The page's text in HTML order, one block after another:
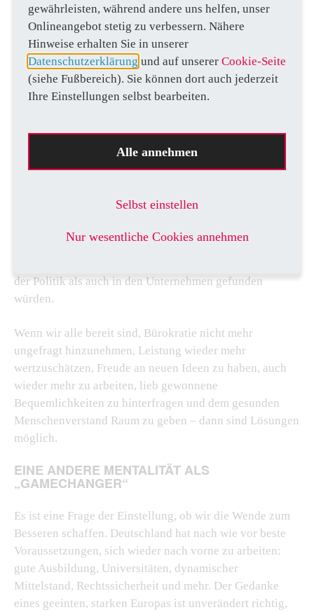
abgeleitet.
Dann kam Corona. Wir waren besorgt und lernten, dass
Regierungen mit viel Geld Arbeitsplätze sicherten und
schwankende Unternehmen auffingen. Die
unverkennbaren Vorteile von Homeoffice wurden zum
Begriffe wie Leistung und persönliche Verantwortung
„belämmert“ und merken, dass es so nicht weitergeht. Sie
der Politik als auch in den Unternehmen gefunden
würden.
Wenn wir alle bereit sind, Bürokratie nicht mehr
ungefragt hinzunehmen, Leistung wieder mehr
wertzuschätzen, Freude an neuen Ideen zu haben, auch
wieder mehr zu arbeiten, lieb gewonnene
Bequemlichkeiten zu hinterfragen und dem gesunden
Menschenverstand Raum zu geben – dann sind Lösungen
möglich.
EINE ANDERE MENTALITÄT ALS
„GAMECHANGER“
Es ist eine Frage der Einstellung, ob wir die Wende zum
Besseren schaffen. Deutschland hat nach wie vor beste
Voraussetzungen, sich wieder nach vorne zu arbeiten:
gute Ausbildung, Universitäten, dynamischer
Mittelstand, Rechtssicherheit und mehr. Der Gedanke
eines geeinten, starken Europas ist unverändert richtig,
gewährleisten, während andere uns helfen, unser
Onlineangebot stetig zu verbessern. Nähere
Hinweise erhalten Sie in unserer
Datenschutzerklärung und auf unserer Cookie-Seite
(siehe Fußbereich). Sie können dort auch jederzeit
Ihre Einstellungen selbst bearbeiten.
Alle annehmen
Selbst einstellen
Nur wesentliche Cookies annehmen